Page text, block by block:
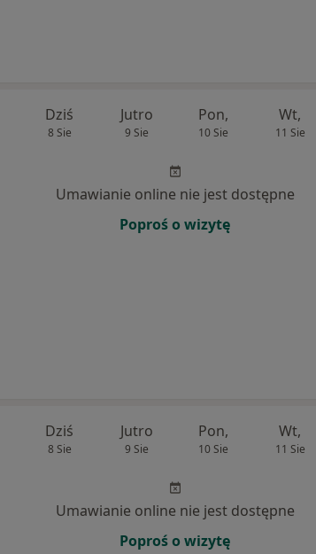
Dziś
8 Sie
Jutro
9 Sie
Pon,
10 Sie
Wt,
11 Sie
Umawianie online nie jest dostępne
Poproś o wizytę
Dziś
8 Sie
Jutro
9 Sie
Pon,
10 Sie
Wt,
11 Sie
Umawianie online nie jest dostępne
Poproś o wizytę